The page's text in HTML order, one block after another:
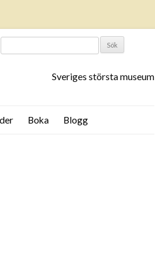
SÖK
Sveriges största museum
Boka Blogg